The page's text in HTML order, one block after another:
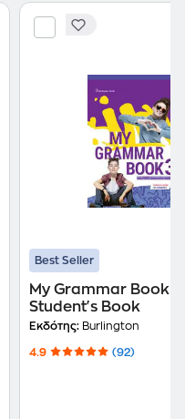
Best Seller
My Grammar Book 3
Student's Book
Εκδότης: Burlington
4.9 (92)